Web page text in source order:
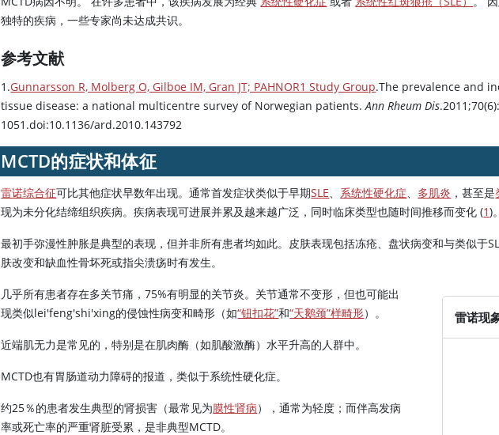
独特的疾病，一些专家尚未达成共识。
参考文献
1.Gunnarsson R, Molberg O, Gilboe IM, Gran JT; PAHNOR1 Study Group.The prevalence and
tissue disease: a national multicentre survey of Norwegian patients.Ann Rheum Dis
1051.doi:10.1136/ard.2010.143792
MCTD的症状和体征
雷诺综合征可比其他症状早数年出现。通常首发症状类似于早期SLE、 系统性硬化症、 多肌炎 ，甚至是
现为未分化结缔组织疾病。疾病表现可进展并累及越来越广泛，同时临床类型也随时间推移而变化 (1)。
最初手弥漫性肿胀是典型的表现，但并非所有患者均如此。皮肤表现包括冻疮、盘状病变和与类似于
肤改变和缺血性骨坏死或指尖溃疡时有发生。
雷诺现
几乎所有患者存在多关节痛，75%有明显的关节炎。关节通常不变形，但也可能出
现类似lei'feng'shi'xing的侵蚀性病变和畸形（如“钮扣花”和“天鹅颈”样畸形）。
近端肌无力是常见的，特别是在肌肉酶（如肌酸激酶）水平升高的人群中。
MCTD也有胃肠道动力障碍的报道，类似于系统性硬化症。
约25％的患者发生典型的肾损害（最常见为膜性肾病），通常为轻度；而伴高发病
率或死亡率的严重肾脏受累，是非典型MCTD。